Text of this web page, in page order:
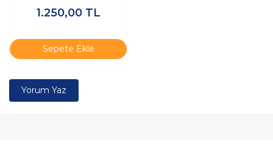
1.250,00 TL
Sepete Ekle
Yorum Yaz